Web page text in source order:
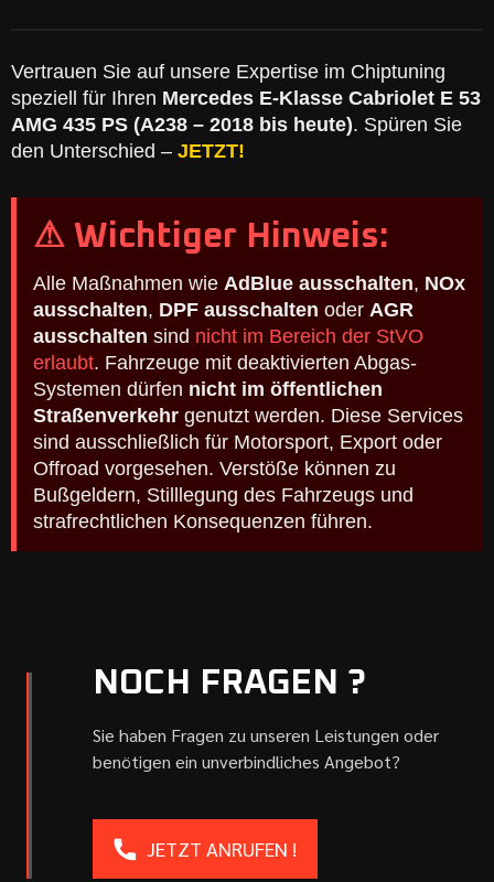
Vertrauen Sie auf unsere Expertise im Chiptuning
speziell für Ihren Mercedes E-Klasse Cabriolet E 53
AMG 435 PS (A238 – 2018 bis heute). Spüren Sie
den Unterschied – JETZT!
⚠ Wichtiger Hinweis:
Alle Maßnahmen wie AdBlue ausschalten, NOx
ausschalten, DPF ausschalten oder AGR
ausschalten sind nicht im Bereich der StVO
erlaubt. Fahrzeuge mit deaktivierten Abgas-
Systemen dürfen nicht im öffentlichen
Straßenverkehr genutzt werden. Diese Services
sind ausschließlich für Motorsport, Export oder
Offroad vorgesehen. Verstöße können zu
Bußgeldern, Stilllegung des Fahrzeugs und
strafrechtlichen Konsequenzen führen.
NOCH FRAGEN ?
Sie haben Fragen zu unseren Leistungen oder
benötigen ein unverbindliches Angebot?
JETZT ANRUFEN !